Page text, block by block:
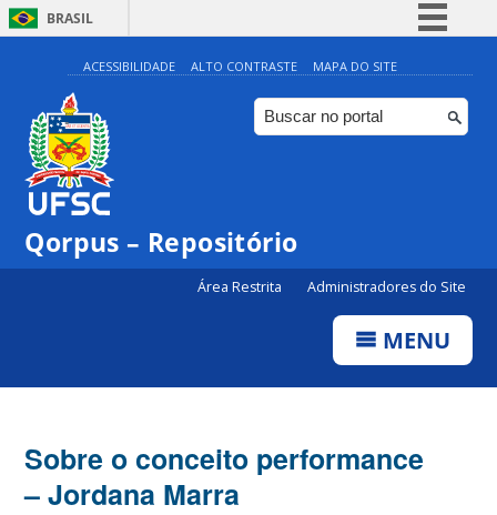
BRASIL
Simplifique!
Comunica BR
Participe
ACESSIBILIDADE ALTO CONTRASTE MAPA DO SITE
Qorpus – Repositório
Área Restrita Administradores do Site
MENU
Sobre o conceito performance
– Jordana Marra